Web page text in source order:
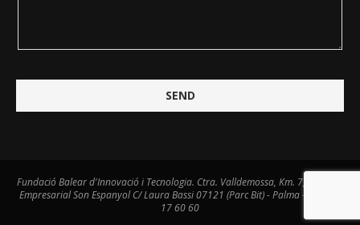
Fundació Balear d'Innovació i Tecnologia. Ctra. Valldemossa, Km. 7,4. Centre
Empresarial Son Espanyol C/ Laura Bassi 07121 (Parc Bit) - Palma - Tel. 971
17 60 60